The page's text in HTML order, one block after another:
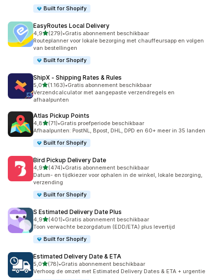
Built for Shopify
EasyRoutes Local Delivery
4,9van 5 sterren
(279)
279 recensies in totaal
•Gratis abonnement beschikbaar
Routeplanner voor lokale bezorging met chauffeursapp en volgen
van bestellingen
Built for Shopify
ShipX ‑ Shipping Rates & Rules
5,0van 5 sterren
(1.163)
1163 recensies in totaal
•Gratis abonnement beschikbaar
Verzendcalculator met aangepaste verzendregels en
afhaalpunten
Atlas Pickup Points
4,8van 5 sterren
(71)
71 recensies in totaal
•Gratis proefperiode beschikbaar
Afhaalpunten: PostNL, Bpost, DHL, DPD en 60+ meer in 35 landen
Built for Shopify
Bird Pickup Delivery Date
4,9van 5 sterren
(474)
474 recensies in totaal
•Gratis abonnement beschikbaar
Datum- en tijdkiezer voor ophalen in de winkel, lokale bezorging,
verzending
Built for Shopify
S Estimated Delivery Date Plus
4,9van 5 sterren
(401)
401 recensies in totaal
•Gratis abonnement beschikbaar
Toon verwachte bezorgdatum (EDD/ETA) plus levertijd
Built for Shopify
Estimated Delivery Date & ETA
5,0van 5 sterren
(78)
78 recensies in totaal
•Gratis abonnement beschikbaar
Verhoog de omzet met Estimated Delivery Dates & ETA + urgentie